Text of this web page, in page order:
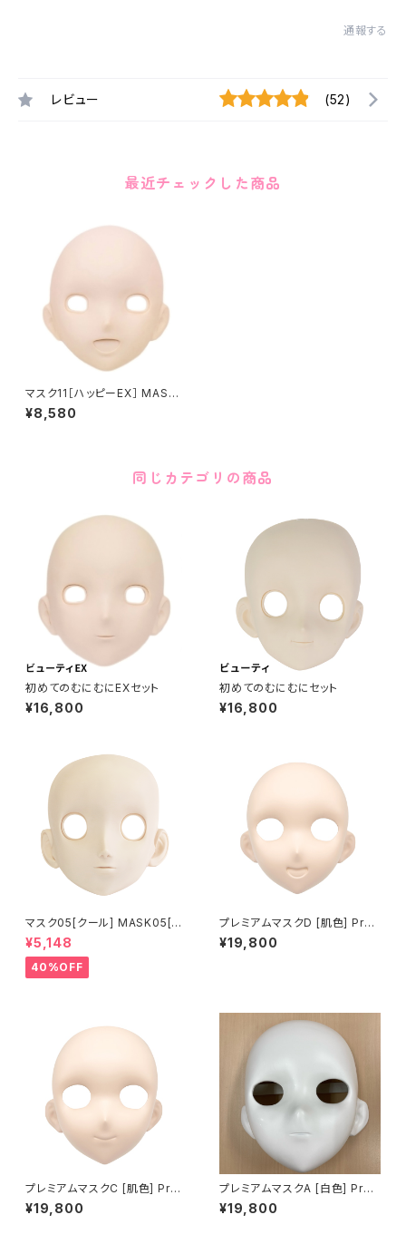
通報する
レビュー (52)
最近チェックした商品
マスク11［ハッピーEX］ MASK11
HAPPY EX
¥8,580
同じカテゴリの商品
初めてのむにむにEXセット
¥16,800
初めてのむにむにセット
¥16,800
マスク05[クール] MASK05[C
OOL]
¥5,148
40%OFF
プレミアムマスクD [肌色] Pre
mium Base Mask D [SKIN]
FRP製
¥19,800
プレミアムマスクC [肌色] Pre
mium Base Mask C [SKIN]
FRP製
¥19,800
プレミアムマスクA [白色] Pre
mium MASK A [WHITE] FRP
製
¥19,800